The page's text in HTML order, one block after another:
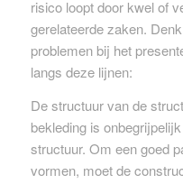
risico loopt door kwel of
gerelateerde zaken.
problemen bij het
langs deze lijnen:
De structuur van de
bekleding is
structuur. Om een ​​goed
vormen, moet de